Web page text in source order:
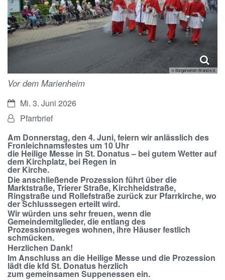
© Bürgerverein Brand e.V.
Vor dem Marienheim
Datum:Mi. 3. Juni 2026
Von:Pfarrbrief
Am Donnerstag, den 4. Juni, feiern wir anlässlich des
Fronleichnamsfestes um 10 Uhr
die Heilige Messe in St. Donatus – bei gutem Wetter auf
dem Kirchplatz, bei Regen in
der Kirche.
Die anschließende Prozession führt über die
Marktstraße, Trierer Straße, Kirchheidstraße,
Ringstraße und Rollefstraße zurück zur Pfarrkirche, wo
der Schlusssegen erteilt wird.
Wir würden uns sehr freuen, wenn die
Gemeindemitglieder, die entlang des
Prozessionsweges wohnen, ihre Häuser festlich
schmücken.
Herzlichen Dank!
Im Anschluss an die Heilige Messe und die Prozession
lädt die kfd St. Donatus herzlich
zum gemeinsamen Suppenessen ein.